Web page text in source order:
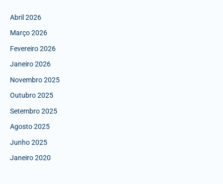
Abril 2026
Março 2026
Fevereiro 2026
Janeiro 2026
Novembro 2025
Outubro 2025
Setembro 2025
Agosto 2025
Junho 2025
Janeiro 2020